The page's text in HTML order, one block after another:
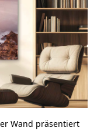
Wand präsentiert